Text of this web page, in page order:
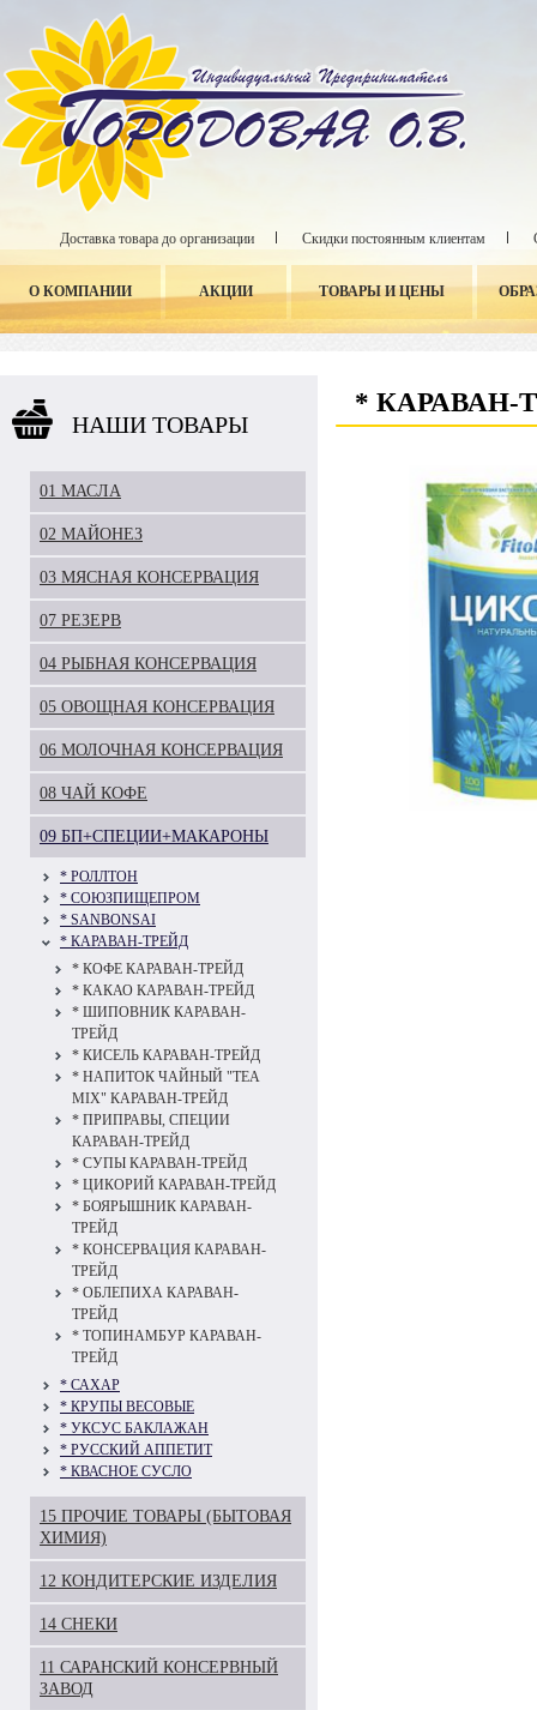
Доставка товара до организации Скидки постоянным клиентам
О КОМПАНИИ АКЦИИ ТОВАРЫ И ЦЕНЫ
НАШИ ТОВАРЫ
01 МАСЛА
02 МАЙОНЕЗ
03 МЯСНАЯ КОНСЕРВАЦИЯ
07 РЕЗЕРВ
04 РЫБНАЯ КОНСЕРВАЦИЯ
05 ОВОЩНАЯ КОНСЕРВАЦИЯ
06 МОЛОЧНАЯ КОНСЕРВАЦИЯ
08 ЧАЙ КОФЕ
09 БП+СПЕЦИИ+МАКАРОНЫ
* РОЛЛТОН
* СОЮЗПИЩЕПРОМ
* SANBONSAI
* КАРАВАН-ТРЕЙД
* КОФЕ КАРАВАН-ТРЕЙД
* КАКАО КАРАВАН-ТРЕЙД
* ШИПОВНИК КАРАВАН-
ТРЕЙД
* КИСЕЛЬ КАРАВАН-ТРЕЙД
* НАПИТОК ЧАЙНЫЙ "TEA
MIX" КАРАВАН-ТРЕЙД
* ПРИПРАВЫ, СПЕЦИИ
КАРАВАН-ТРЕЙД
* СУПЫ КАРАВАН-ТРЕЙД
* ЦИКОРИЙ КАРАВАН-ТРЕЙД
* БОЯРЫШНИК КАРАВАН-
ТРЕЙД
* КОНСЕРВАЦИЯ КАРАВАН-
ТРЕЙД
* ОБЛЕПИХА КАРАВАН-
ТРЕЙД
* ТОПИНАМБУР КАРАВАН-
ТРЕЙД
* САХАР
* КРУПЫ ВЕСОВЫЕ
* УКСУС БАКЛАЖАН
* РУССКИЙ АППЕТИТ
* КВАСНОЕ СУСЛО
15 ПРОЧИЕ ТОВАРЫ (БЫТОВАЯ
ХИМИЯ)
12 КОНДИТЕРСКИЕ ИЗДЕЛИЯ
14 СНЕКИ
11 САРАНСКИЙ КОНСЕРВНЫЙ
ЗАВОД
* КАРАВАН-